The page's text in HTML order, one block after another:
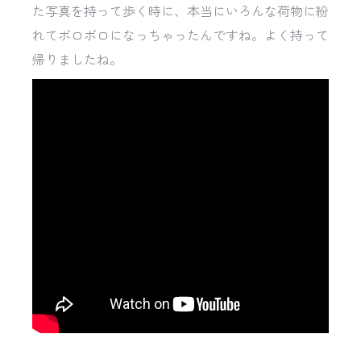
た写真を持って歩く時に、本当にいろんな荷物に紛
れてボロボロになっちゃったんですね。よく持って
帰りましたね。